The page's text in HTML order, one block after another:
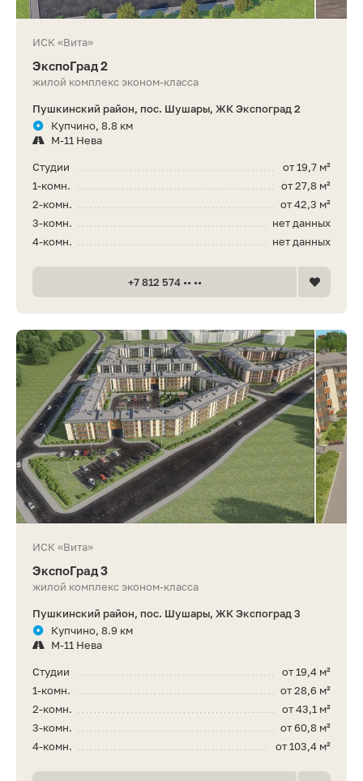
ИСК «Вита»
ЭкспоГрад 2
жилой комплекс эконом-класса
Пушкинский район, пос. Шушары, ЖК Экспоград 2
Купчино, 8.8 км
М-11 Нева
от 19,7 м²
Студии
от 27,8 м²
1-комн.
от 42,3 м²
2-комн.
нет данных
3-комн.
нет данных
4-комн.
+7 812 574 •• ••
ИСК «Вита»
ЭкспоГрад 3
жилой комплекс эконом-класса
Пушкинский район, пос. Шушары, ЖК Экспоград 3
Купчино, 8.9 км
М-11 Нева
от 19,4 м²
Студии
от 28,6 м²
1-комн.
от 43,1 м²
2-комн.
от 60,8 м²
3-комн.
от 103,4 м²
4-комн.